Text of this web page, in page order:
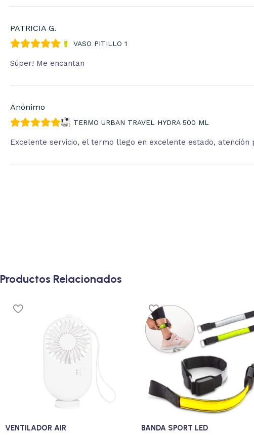
PATRICIA G.
VASO PITILLO 1
Súper! Me encantan
Anónimo
TERMO URBAN TRAVEL HYDRA 500 ML
Excelente servicio, el termo llego en excelente estado,
Productos Relacionados
VENTILADOR AIR BANDA SPORT LED